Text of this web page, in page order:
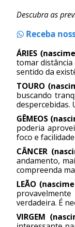
Descubra as
Receba
ÁRIES
tomar
sentido da
TOURO
buscando
despercebidas.
GÊMEOS
poderia
foco e
CÂNCER
andamento,
compreenda
LEÃO
verdadeira. É
VIRGEM